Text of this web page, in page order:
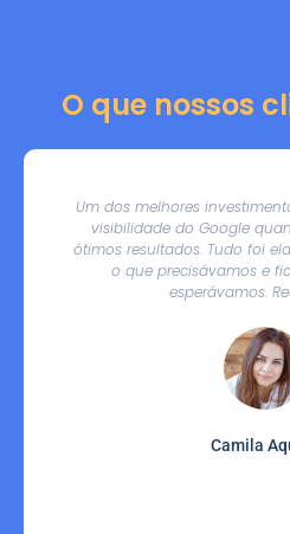
O que nossos
Um dos melhores
visibilidade do Google
ótimos resultados. Tudo foi
o que precisávamos e
esperávamos.
Camila